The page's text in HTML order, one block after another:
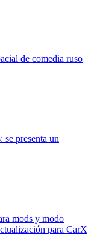
de comedia ruso
presenta un
mods y modo
para CarX